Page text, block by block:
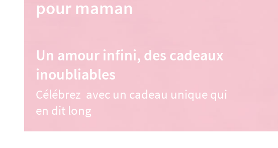
pour maman
Un amour infini, des cadeaux
inoubliables
Célébrez avec un cadeau unique qui
en dit long